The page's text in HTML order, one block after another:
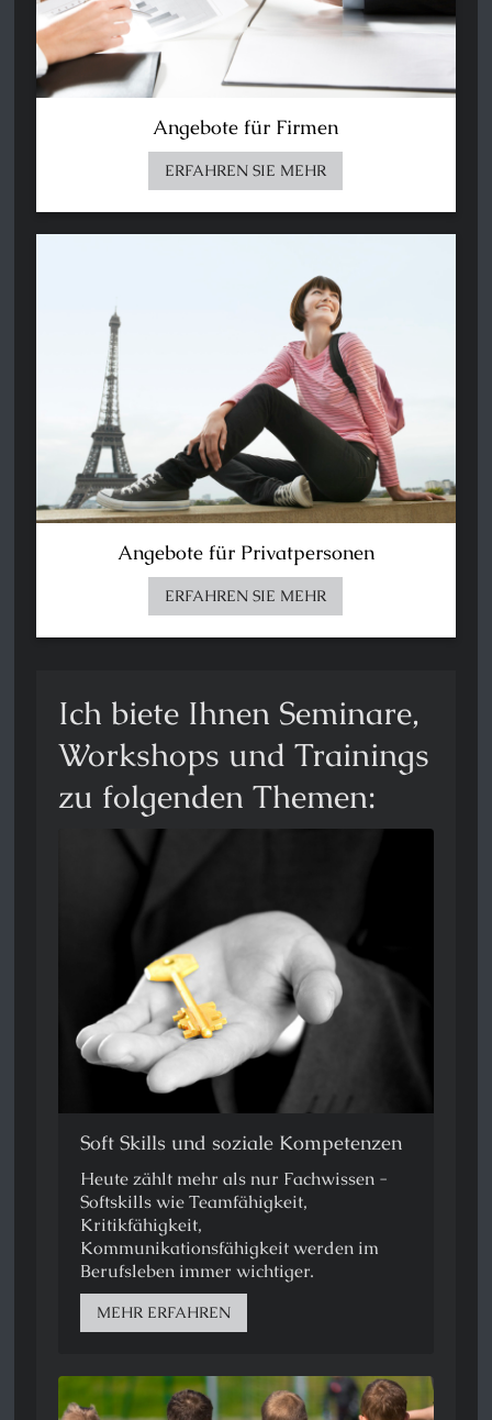
Angebote für Firmen
ERFAHREN SIE MEHR
Angebote für Privatpersonen
ERFAHREN SIE MEHR
Ich biete Ihnen Seminare,
Workshops und Trainings
zu folgenden Themen:
Soft Skills und soziale Kompetenzen
Heute zählt mehr als nur Fachwissen -
Softskills wie Teamfähigkeit,
Kritikfähigkeit,
Kommunikationsfähigkeit werden im
Berufsleben immer wichtiger.
MEHR ERFAHREN